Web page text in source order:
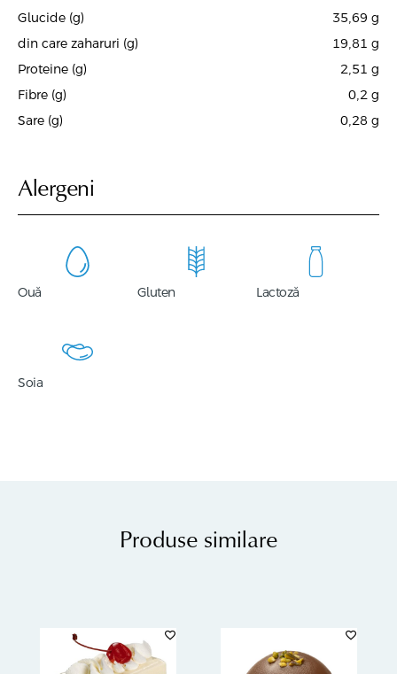
Glucide (g)
35,69 g
din care zaharuri (g)
19,81 g
Proteine (g)
2,51 g
Fibre (g)
0,2 g
Sare (g)
0,28 g
Alergeni
Ouă Gluten Lactoză
Soia
Produse similare